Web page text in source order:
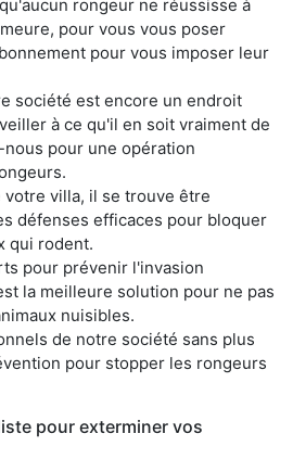
rongeur ne réussisse à
pour vous vous poser
pour vous imposer leur
société est encore un endroit
à ce qu'il en soit vraiment de
pour une opération
villa, il se trouve être
défenses efficaces pour bloquer
qui rodent.
pour prévenir l'invasion
la meilleure solution pour ne pas
nuisibles.
de notre société sans plus
pour stopper les rongeurs
pour exterminer vos